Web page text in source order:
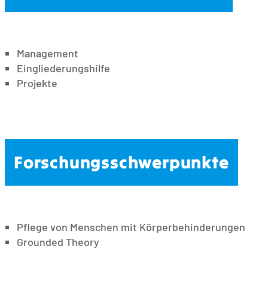
Management
Eingliederungshilfe
Projekte
Forschungsschwerpunkte
Pflege von Menschen mit Körperbehinderungen
Grounded Theory